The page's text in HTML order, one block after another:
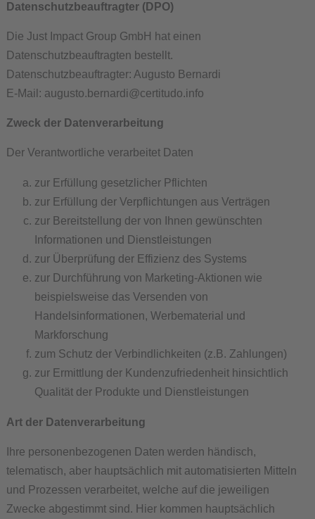
Datenschutzbeauftragter (DPO)
Die Just Impact Group GmbH hat einen
Datenschutzbeauftragten bestellt.
Datenschutzbeauftragter: Augusto Bernardi
E-Mail: augusto.bernardi@certitudo.info
Zweck der Datenverarbeitung
Der Verantwortliche verarbeitet Daten
zur Erfüllung gesetzlicher Pflichten
zur Erfüllung der Verpflichtungen aus Verträgen
zur Bereitstellung der von Ihnen gewünschten
Informationen und Dienstleistungen
zur Überprüfung der Effizienz des Systems
zur Durchführung von Marketing-Aktionen wie
beispielsweise das Versenden von
Handelsinformationen, Werbematerial und
Markforschung
zum Schutz der Verbindlichkeiten (z.B. Zahlungen)
zur Ermittlung der Kundenzufriedenheit hinsichtlich
Qualität der Produkte und Dienstleistungen
Art der Datenverarbeitung
Ihre personenbezogenen Daten werden händisch,
telematisch, aber hauptsächlich mit automatisierten Mitteln
und Prozessen verarbeitet, welche auf die jeweiligen
Zwecke abgestimmt sind. Hier kommen hauptsächlich